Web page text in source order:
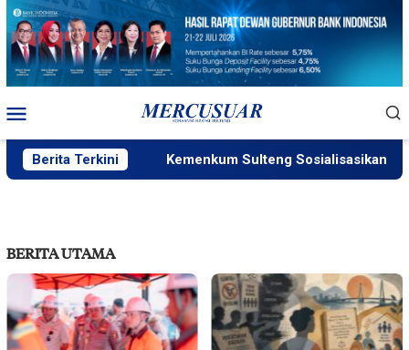
Loncat
konten
Mobile
Berita Terkini Kemenkum Sulteng Sosialisasikan
BERITA UTAMA